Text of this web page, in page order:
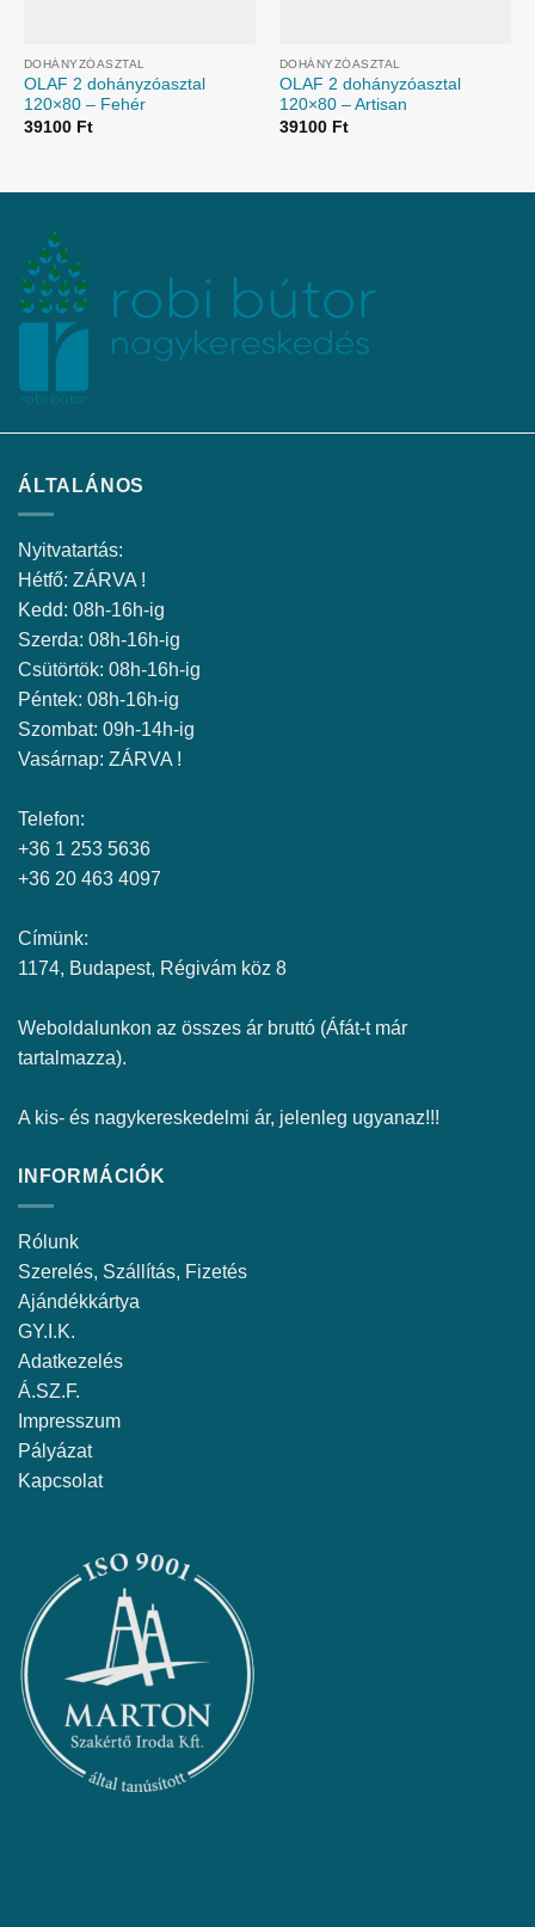
DOHÁNYZÓASZTAL
OLAF 2 dohányzóasztal
120×80 – Fehér
39100 Ft
DOHÁNYZÓASZTAL
OLAF 2 dohányzóasztal
120×80 – Artisan
39100 Ft
ÁLTALÁNOS
Nyitvatartás:
Hétfő: ZÁRVA !
Kedd: 08h-16h-ig
Szerda: 08h-16h-ig
Csütörtök: 08h-16h-ig
Péntek: 08h-16h-ig
Szombat: 09h-14h-ig
Vasárnap: ZÁRVA !
Telefon:
+36 1 253 5636
+36 20 463 4097
Címünk:
1174, Budapest, Régivám köz 8
Weboldalunkon az összes ár bruttó (Áfát-t már
tartalmazza).
A kis- és nagykereskedelmi ár, jelenleg ugyanaz!!!
INFORMÁCIÓK
Rólunk
Szerelés, Szállítás, Fizetés
Ajándékkártya
GY.I.K.
Adatkezelés
Á.SZ.F.
Impresszum
Pályázat
Kapcsolat